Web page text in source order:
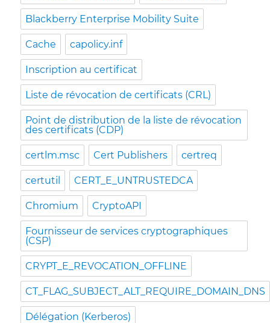
Blackberry Enterprise Mobility Suite
Cache capolicy.inf
Inscription au certificat
Liste de révocation de certificats (CRL)
Point de distribution de la liste de révocation
des certificats (CDP)
certlm.msc Cert Publishers certreq
certutil CERT_E_UNTRUSTEDCA
Chromium CryptoAPI
Fournisseur de services cryptographiques
(CSP)
CRYPT_E_REVOCATION_OFFLINE
CT_FLAG_SUBJECT_ALT_REQUIRE_DOMAIN_DNS
Délégation (Kerberos)